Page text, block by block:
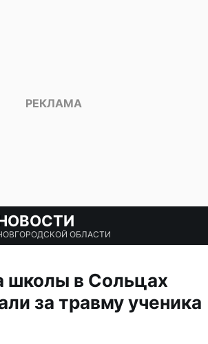
ОБЛАСТИ
школы в Сольцах
за травму ученика